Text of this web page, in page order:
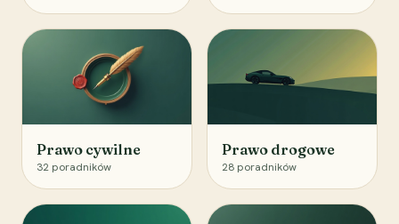
Prawo cywilne
32 poradników
Prawo drogowe
28 poradników